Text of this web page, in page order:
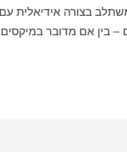
– בין אם מדובר